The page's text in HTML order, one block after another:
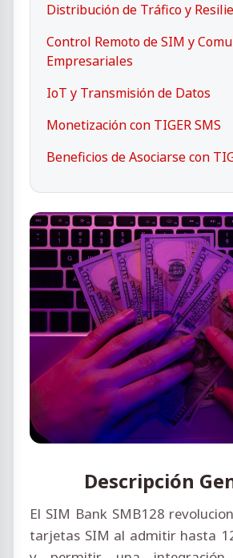
Distribución de Tráfico y
Control Remoto de SIM y
Empresariales
IoT y Transmisión de Datos
Monetización con TIGER SMS
Beneficios de Asociarse con
Descripción
El SIM Bank SMB128
tarjetas SIM al admitir hasta